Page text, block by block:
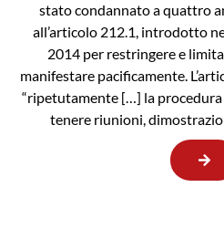
stato condannato a quattro
all’articolo 212.1, introdotto
2014 per restringere e
manifestare pacificamente.
“ripetutamente […] la
tenere riunioni,